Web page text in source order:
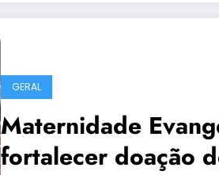
GERAL
Maternidade
fortalecer doação